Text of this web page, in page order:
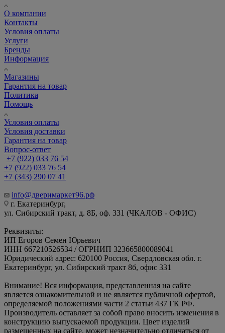
О компании
Контакты
Условия оплаты
Услуги
Бренды
Информация
Магазины
Гарантия на товар
Политика
Помощь
Условия оплаты
Условия доставки
Гарантия на товар
Вопрос-ответ
+7 (922) 033 76 54
+7 (922) 033 76 54
+7 (343) 290 07 41
info@дверимаркет96.рф
г. Екатеринбург,
ул. Сибирский тракт, д. 8Б, оф. 331 (ЧКАЛОВ - ОФИС)
Реквизиты:
ИП Егоров Семен Юрьевич
ИНН 667210526534 / ОГРНИП 323665800089041
Юридический адрес: 620100 Россия, Свердловская обл. г.
Екатеринбург, ул. Сибирский тракт 8б, офис 331
Внимание! Вся информация, представленная на сайте
является ознакомительной и не является публичной офертой,
определяемой положениями части 2 статьи 437 ГК РФ.
Производитель оставляет за собой право вносить изменения в
конструкцию выпускаемой продукции. Цвет изделий
размещенных на сайте, может незначительно отличаться от